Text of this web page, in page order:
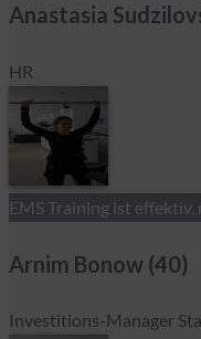
Anastasia
HR
EMS Training ist
Arnim Bonow (40)
Investitions-Manager